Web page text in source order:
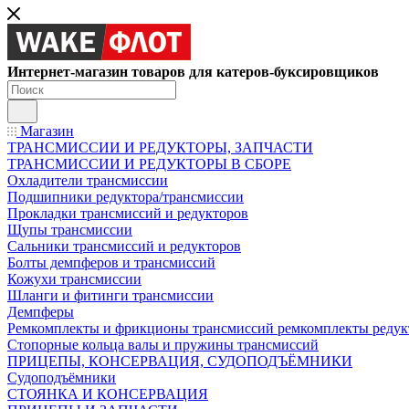
Интернет-магазин товаров для катеров-буксировщиков
Магазин
ТРАНСМИССИИ И РЕДУКТОРЫ, ЗАПЧАСТИ
ТРАНСМИССИИ И РЕДУКТОРЫ В СБОРЕ
Охладители трансмиссии
Подшипники редуктора/трансмиссии
Прокладки трансмиссий и редукторов
Щупы трансмиссии
Сальники трансмиссий и редукторов
Болты демпферов и трансмиссий
Кожухи трансмиссии
Шланги и фитинги трансмиссии
Демпферы
Ремкомплекты и фрикционы трансмиссий ремкомплекты
Стопорные кольца валы и пружины трансмиссий
ПРИЦЕПЫ, КОНСЕРВАЦИЯ, СУДОПОДЪЁМНИКИ
Судоподъёмники
СТОЯНКА И КОНСЕРВАЦИЯ